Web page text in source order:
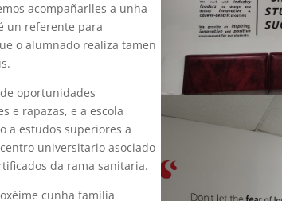
acompañarlles a unha
un referente para
o alumnado realiza tamen
oportunidades
e rapazas, e a escola
a estudos superiores a
universitario asociado
da rama sanitaria.
cunha familia